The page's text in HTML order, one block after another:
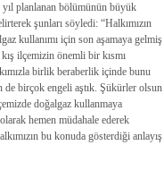
yıl planlanan bölümünün büyük
şunları söyledi: “Halkımızın
kullanımı için son aşamaya gelmiş
ilçemizin önemli bir kısmı
birlik beraberlik içinde bunu
de birçok engeli aştık. Şükürler olsun
doğalgaz kullanmaya
hemen müdahale ederek
bu konuda gösterdiği anlayış